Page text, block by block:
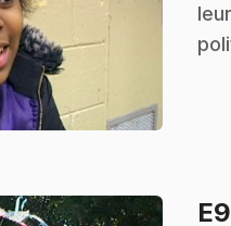
E9